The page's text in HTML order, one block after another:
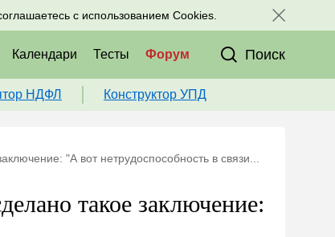
с использованием Cookies.
к нам в соц. сетях:
Календари Тесты Форум Поиск
НДФЛ Конструктор УПД
"А вот нетрудоспособность в связи...
такое заключение: